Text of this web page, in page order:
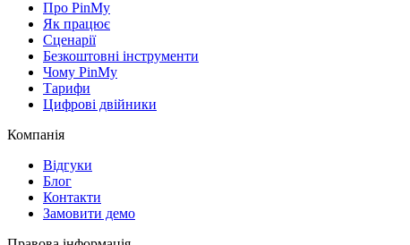
Про PinMy
Як працює
Сценарії
Безкоштовні інструменти
Чому PinMy
Тарифи
Цифрові двійники
Компанія
Відгуки
Блог
Контакти
Замовити демо